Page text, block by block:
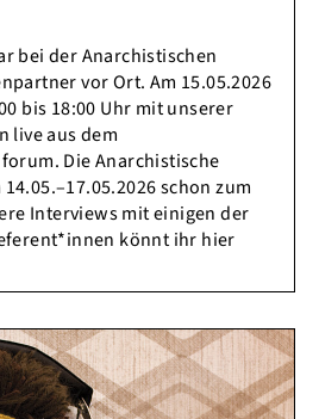
bei der Anarchistischen
vor Ort. Am 15.05.2026
bis 18:00 Uhr mit unserer
live aus dem
Die Anarchistische
schon zum
Interviews mit einigen der
könnt ihr hier